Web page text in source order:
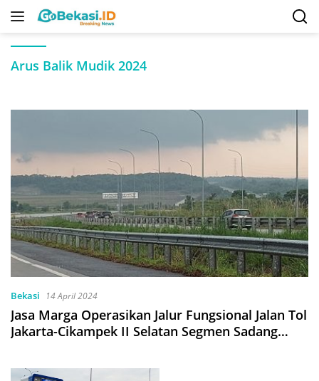
Langsung
Arus Balik Mudik 2024
Bekasi 14 April 2024
Jasa Marga Operasikan Jalur Fungsional Jalan Tol
Jakarta-Cikampek II Selatan Segmen Sadang